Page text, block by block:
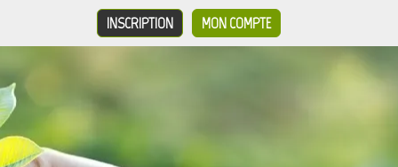
MON COMPTE
INSCRIPTION